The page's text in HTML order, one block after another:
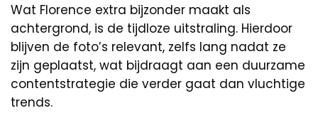
Wat Florence extra bijzonder maakt als
achtergrond, is de tijdloze uitstraling. Hierdoor
blijven de foto’s relevant, zelfs lang nadat ze
zijn geplaatst, wat bijdraagt aan een duurzame
contentstrategie die verder gaat dan vluchtige
trends.